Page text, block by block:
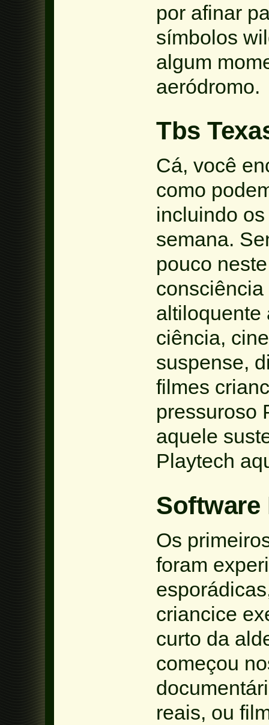
por afinar
símbolos
algum
aeródromo.
Tbs
Cá, você
como
incluindo
semana.
pouco
altiloquente
ciência,
suspense,
filmes
pressuroso
aquele
Playtech
Software
Os
foram
criancice
curto da
começou
reais, ou